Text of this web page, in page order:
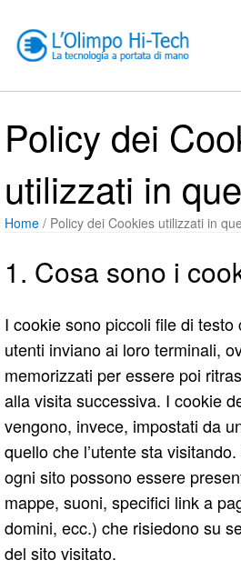
Policy dei
utilizzati in
Home / Policy dei Cookies utilizzati in
1. Cosa sono i
I cookie sono piccoli file di
utenti inviano ai loro terminali,
memorizzati per essere poi
alla visita successiva. I cookie
vengono, invece, impostati da
quello che l’utente sta
ogni sito possono essere
mappe, suoni, specifici link a
domini, ecc.) che risiedono su
del sito visitato.